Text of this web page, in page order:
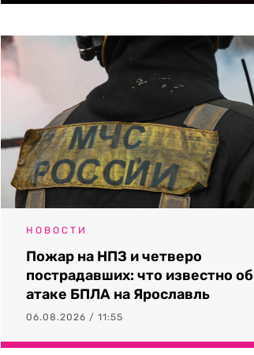
НОВОСТИ
Пожар на НПЗ и четверо
пострадавших: что известно об
атаке БПЛА на Ярославль
06.08.2026 / 11:55